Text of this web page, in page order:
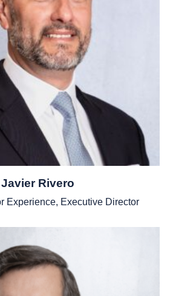
Javier Rivero
Experience, Executive Director